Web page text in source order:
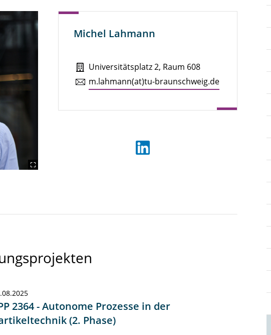
Michel Lahmann
Universitätsplatz 2, Raum 608
m.​lahmann(at)tu-braun­schweig.de
2364 - Autonome Prozesse in der
(2. Phase)